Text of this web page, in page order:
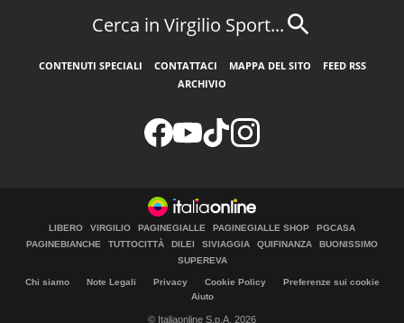
Cerca in Virgilio Sport...
CONTENUTI SPECIALI CONTATTACI MAPPA DEL SITO
FEED RSS
ARCHIVIO
LIBERO VIRGILIO PAGINEGIALLE PAGINEGIALLE SHOP
PGCASA
PAGINEBIANCHE
TUTTOCITTÀ DILEI SIVIAGGIA QUIFINANZA
BUONISSIMO
SUPEREVA
Chi siamo Note Legali Privacy Cookie Policy
Preferenze sui cookie
Aiuto
© Italiaonline S.p.A. 2026